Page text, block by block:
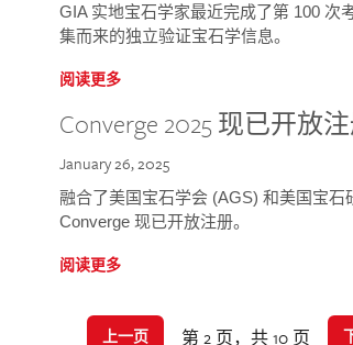
GIA 实地宝石学家最近完成了第 100 次
集而来的独立验证宝石学信息。
阅读更多
Converge 2025 现已开放
January 26, 2025
融合了美国宝石学会 (AGS) 和美国宝
Converge 现已开放注册。
阅读更多
上一页 第 2 页，共 10 页